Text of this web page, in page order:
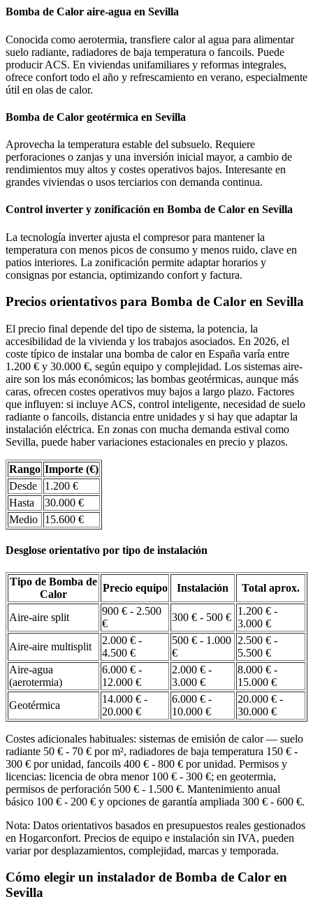
Bomba de Calor aire-agua en Sevilla
Conocida como aerotermia, transfiere calor al agua para alimentar
suelo radiante, radiadores de baja temperatura o fancoils. Puede
producir ACS. En viviendas unifamiliares y reformas integrales,
ofrece confort todo el año y refrescamiento en verano, especialmente
útil en olas de calor.
Bomba de Calor geotérmica en Sevilla
Aprovecha la temperatura estable del subsuelo. Requiere
perforaciones o zanjas y una inversión inicial mayor, a cambio de
rendimientos muy altos y costes operativos bajos. Interesante en
grandes viviendas o usos terciarios con demanda continua.
Control inverter y zonificación en Bomba de Calor en Sevilla
La tecnología inverter ajusta el compresor para mantener la
temperatura con menos picos de consumo y menos ruido, clave en
patios interiores. La zonificación permite adaptar horarios y
consignas por estancia, optimizando confort y factura.
Precios orientativos para Bomba de Calor en Sevilla
El precio final depende del tipo de sistema, la potencia, la
accesibilidad de la vivienda y los trabajos asociados. En 2026, el
coste típico de instalar una bomba de calor en España varía entre
1.200 € y 30.000 €, según equipo y complejidad. Los sistemas aire-
aire son los más económicos; las bombas geotérmicas, aunque más
caras, ofrecen costes operativos muy bajos a largo plazo. Factores
que influyen: si incluye ACS, control inteligente, necesidad de suelo
radiante o fancoils, distancia entre unidades y si hay que adaptar la
instalación eléctrica. En zonas con mucha demanda estival como
Sevilla, puede haber variaciones estacionales en precio y plazos.
Rango Importe (€)
Desde
1.200 €
Hasta
30.000 €
Medio
15.600 €
Desglose orientativo por tipo de instalación
Tipo de Bomba de
Calor
Precio equipo Instalación Total aprox.
Aire-aire split
900 € - 2.500
€
300 € - 500 €
1.200 € -
3.000 €
Aire-aire multisplit
2.000 € -
4.500 €
500 € - 1.000
€
2.500 € -
5.500 €
Aire-agua
(aerotermia)
6.000 € -
12.000 €
2.000 € -
3.000 €
8.000 € -
15.000 €
Geotérmica
14.000 € -
20.000 €
6.000 € -
10.000 €
20.000 € -
30.000 €
Costes adicionales habituales: sistemas de emisión de calor — suelo
radiante 50 € - 70 € por m², radiadores de baja temperatura 150 € -
300 € por unidad, fancoils 400 € - 800 € por unidad. Permisos y
licencias: licencia de obra menor 100 € - 300 €; en geotermia,
permisos de perforación 500 € - 1.500 €. Mantenimiento anual
básico 100 € - 200 € y opciones de garantía ampliada 300 € - 600 €.
Nota: Datos orientativos basados en presupuestos reales gestionados
en Hogarconfort. Precios de equipo e instalación sin IVA, pueden
variar por desplazamientos, complejidad, marcas y temporada.
Cómo elegir un instalador de Bomba de Calor en
Sevilla